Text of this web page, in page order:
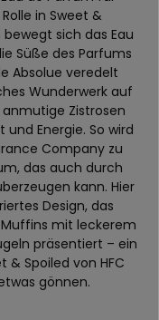
in Sweet &
bewegt sich das Eau
Süße des Parfums
Absolue veredelt
Wunderwerk auf
Zistrosen
Energie. So wird
Company zu
das auch durch
kann. Hier
Design, das
mit leckerem
präsentiert – ein
& Spoiled von HFC
gönnen.